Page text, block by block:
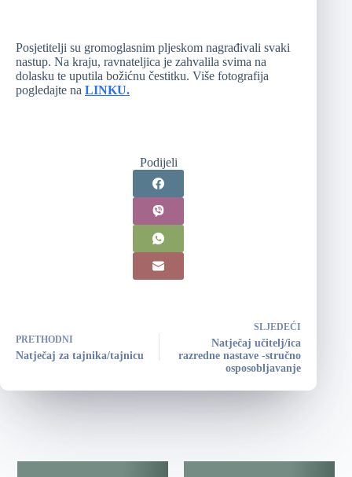
Posjetitelji su gromoglasnim pljeskom nagrađivali svaki
nastup. Na kraju, ravnateljica je zahvalila svima na
dolasku te uputila božićnu čestitku. Više fotografija
pogledajte na LINKU.
Podijeli
PRETHODNI
Natječaj za tajnika/tajnicu
SLJEDEĆI
Natječaj učitelj/ica
razredne nastave -stručno
osposobljavanje